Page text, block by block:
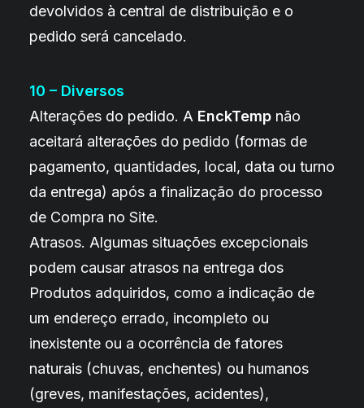
devolvidos à central de distribuição e o
pedido será cancelado.
10 – Diversos
Alterações do pedido. A EnckTemp não
aceitará alterações do pedido (formas de
pagamento, quantidades, local, data ou turno
da entrega) após a finalização do processo
de Compra no Site.
Atrasos. Algumas situações excepcionais
podem causar atrasos na entrega dos
Produtos adquiridos, como a indicação de
um endereço errado, incompleto ou
inexistente ou a ocorrência de fatores
naturais (chuvas, enchentes) ou humanos
(greves, manifestações, acidentes),